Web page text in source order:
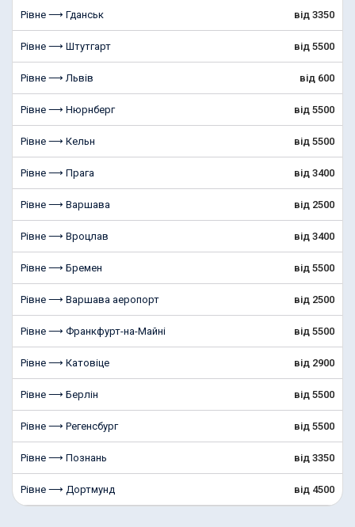
Рівне ⟶ Гданськ від 3350
Рівне ⟶ Штутгарт від 5500
Рівне ⟶ Львів від 600
Рівне ⟶ Нюрнберг від 5500
Рівне ⟶ Кельн від 5500
Рівне ⟶ Прага від 3400
Рівне ⟶ Варшава від 2500
Рівне ⟶ Вроцлав від 3400
Рівне ⟶ Бремен від 5500
Рівне ⟶ Варшава аеропорт від 2500
Рівне ⟶ Франкфурт-на-Майні від 5500
Рівне ⟶ Катовіце від 2900
Рівне ⟶ Берлін від 5500
Рівне ⟶ Регенсбург від 5500
Рівне ⟶ Познань від 3350
Рівне ⟶ Дортмунд від 4500